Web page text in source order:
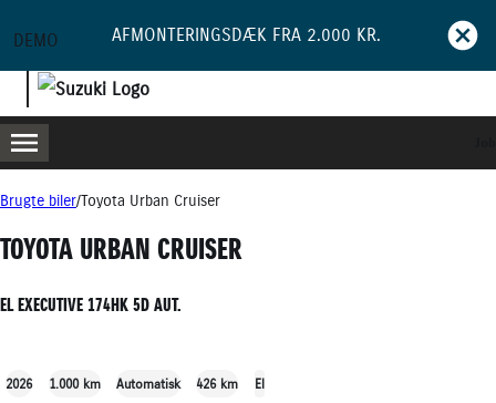
AFMONTERINGSDÆK FRA 2.000 KR.
MENU
Brugte biler Toyota Urban Cruiser
TOYOTA URBAN CRUISER
EL EXECUTIVE 174HK 5D AUT.
DEMO
2026 1.000 km Automatisk 426 km El